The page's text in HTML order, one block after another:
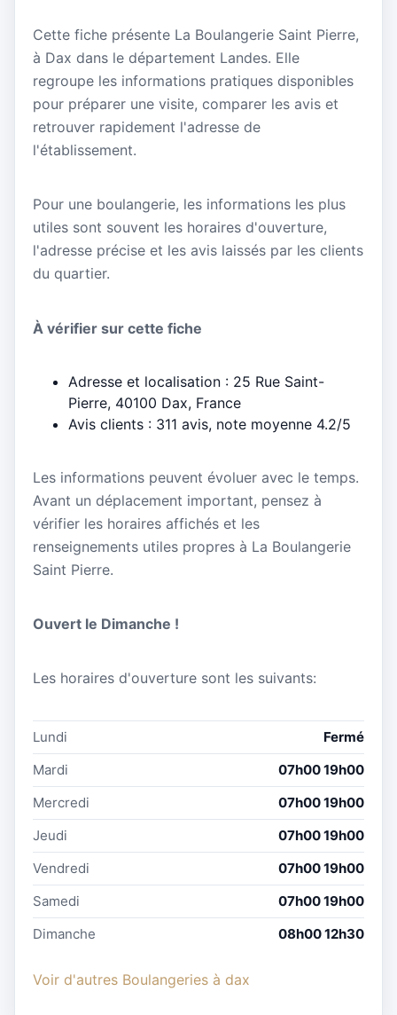
Cette fiche présente La Boulangerie Saint Pierre,
à Dax dans le département Landes. Elle
regroupe les informations pratiques disponibles
pour préparer une visite, comparer les avis et
retrouver rapidement l'adresse de
l'établissement.
Pour une boulangerie, les informations les plus
utiles sont souvent les horaires d'ouverture,
l'adresse précise et les avis laissés par les clients
du quartier.
À vérifier sur cette fiche
Adresse et localisation : 25 Rue Saint-
Pierre, 40100 Dax, France
Avis clients : 311 avis, note moyenne 4.2/5
Les informations peuvent évoluer avec le temps.
Avant un déplacement important, pensez à
vérifier les horaires affichés et les
renseignements utiles propres à La Boulangerie
Saint Pierre.
Ouvert le Dimanche !
Les horaires d'ouverture sont les suivants:
Lundi
Fermé
Mardi
07h00 19h00
Mercredi
07h00 19h00
Jeudi
07h00 19h00
Vendredi
07h00 19h00
Samedi
07h00 19h00
Dimanche
08h00 12h30
Voir d'autres Boulangeries à dax